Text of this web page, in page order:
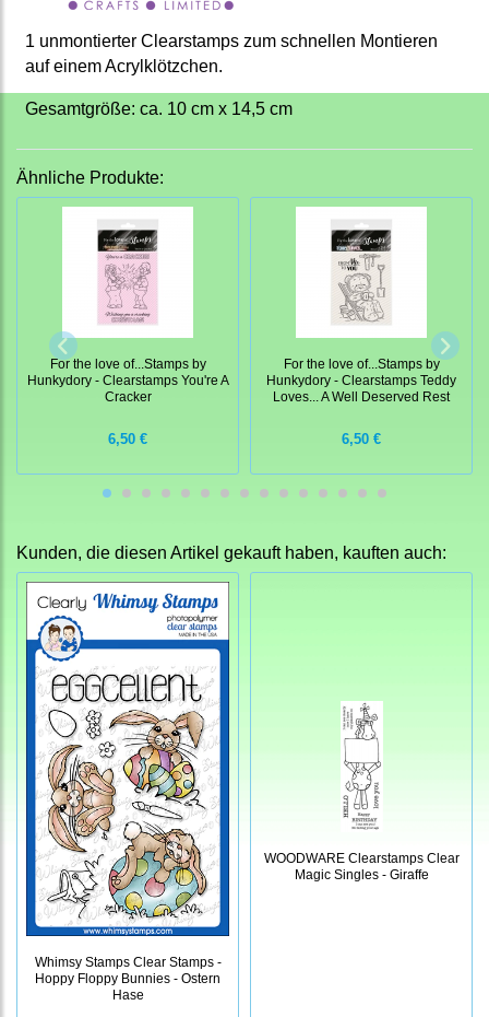
1 unmontierter Clearstamps zum schnellen Montieren
auf einem Acrylklötzchen.
Gesamtgröße: ca. 10 cm x 14,5 cm
Ähnliche Produkte:
For the love of...Stamps by
Hunkydory - Clearstamps You're A
Cracker
6,50 €
For the love of...Stamps by
Hunkydory - Clearstamps Teddy
Loves... A Well Deserved Rest
6,50 €
Kunden, die diesen Artikel gekauft haben, kauften auch:
Whimsy Stamps Clear Stamps -
Hoppy Floppy Bunnies - Ostern
Hase
WOODWARE Clearstamps Clear
Magic Singles - Giraffe